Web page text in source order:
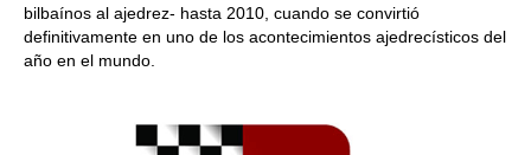
bilbaínos al ajedrez- hasta 2010, cuando se convirtió
definitivamente en uno de los acontecimientos ajedrecísticos del
año en el mundo.